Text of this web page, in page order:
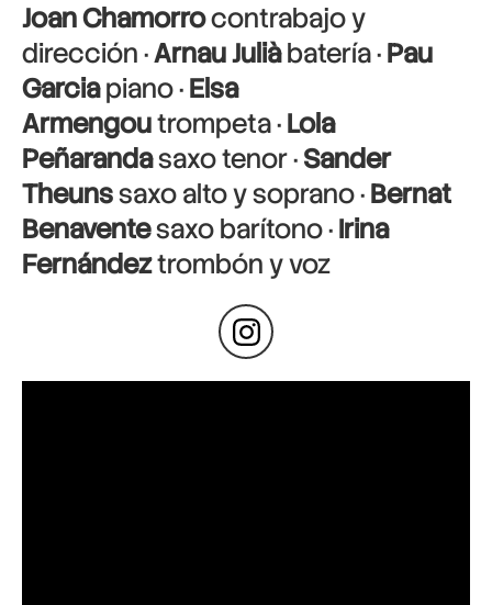
Joan Chamorrocontrabajo y
dirección ·Arnau Juliàbatería ·Pau
Garciapiano ·Elsa
Armengoutrompeta ·Lola
Peñarandasaxo tenor ·Sander
Theunssaxo alto y soprano ·Bernat
Benaventesaxo barítono ·Irina
Fernándeztrombón y voz